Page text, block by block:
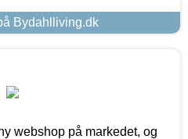
Bydahlliving.dk
webshop på markedet, og